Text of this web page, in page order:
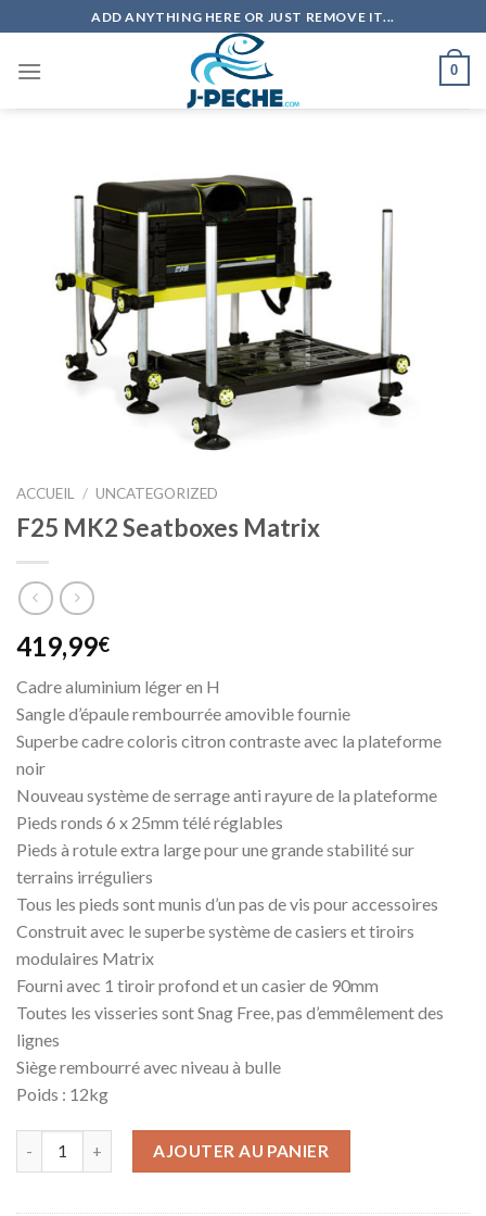
to
content
ADD ANYTHING HERE OR JUST REMOVE IT...
0
ACCUEIL / UNCATEGORIZED
F25 MK2 Seatboxes Matrix
419,99€
Cadre aluminium léger en H
Sangle d’épaule rembourrée amovible fournie
Superbe cadre coloris citron contraste avec la plateforme
noir
Nouveau système de serrage anti rayure de la plateforme
Pieds ronds 6 x 25mm télé réglables
Pieds à rotule extra large pour une grande stabilité sur
terrains irréguliers
Tous les pieds sont munis d’un pas de vis pour accessoires
Construit avec le superbe système de casiers et tiroirs
modulaires Matrix
Fourni avec 1 tiroir profond et un casier de 90mm
Toutes les visseries sont Snag Free, pas d’emmêlement des
lignes
Siège rembourré avec niveau à bulle
Poids : 12kg
AJOUTER AU PANIER